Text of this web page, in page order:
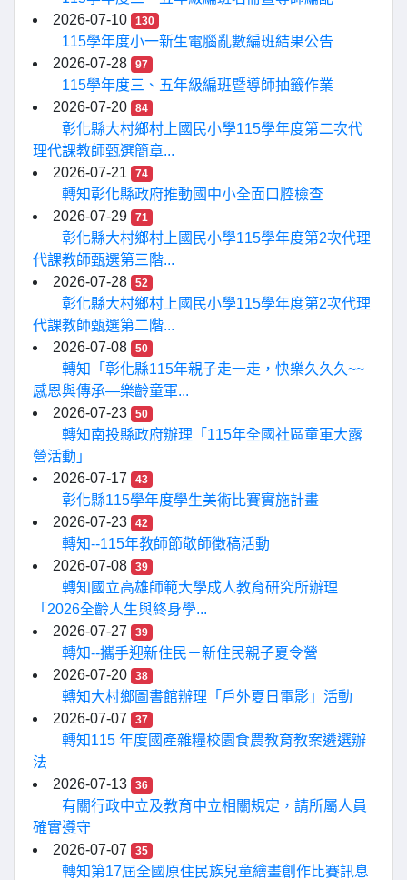
2026-07-10
130
115學年度小一新生電腦亂數編班結果公告
2026-07-28
97
115學年度三、五年級編班暨導師抽籤作業
2026-07-20
84
彰化縣大村鄉村上國民小學115學年度第二次代
理代課教師甄選簡章...
2026-07-21
74
轉知彰化縣政府推動國中小全面口腔檢查
2026-07-29
71
彰化縣大村鄉村上國民小學115學年度第2次代理
代課教師甄選第三階...
2026-07-28
52
彰化縣大村鄉村上國民小學115學年度第2次代理
代課教師甄選第二階...
2026-07-08
50
轉知「彰化縣115年親子走一走，快樂久久久~~
感恩與傳承—樂齡童軍...
2026-07-23
50
轉知南投縣政府辦理「115年全國社區童軍大露
營活動」
2026-07-17
43
彰化縣115學年度學生美術比賽實施計畫
2026-07-23
42
轉知--115年教師節敬師徵稿活動
2026-07-08
39
轉知國立高雄師範大學成人教育研究所辦理
「2026全齡人生與終身學...
2026-07-27
39
轉知--攜手迎新住民－新住民親子夏令營
2026-07-20
38
轉知大村鄉圖書館辦理「戶外夏日電影」活動
2026-07-07
37
轉知115 年度國產雜糧校園食農教育教案遴選辦
法
2026-07-13
36
有關行政中立及教育中立相關規定，請所屬人員
確實遵守
2026-07-07
35
轉知第17屆全國原住民族兒童繪畫創作比賽訊息